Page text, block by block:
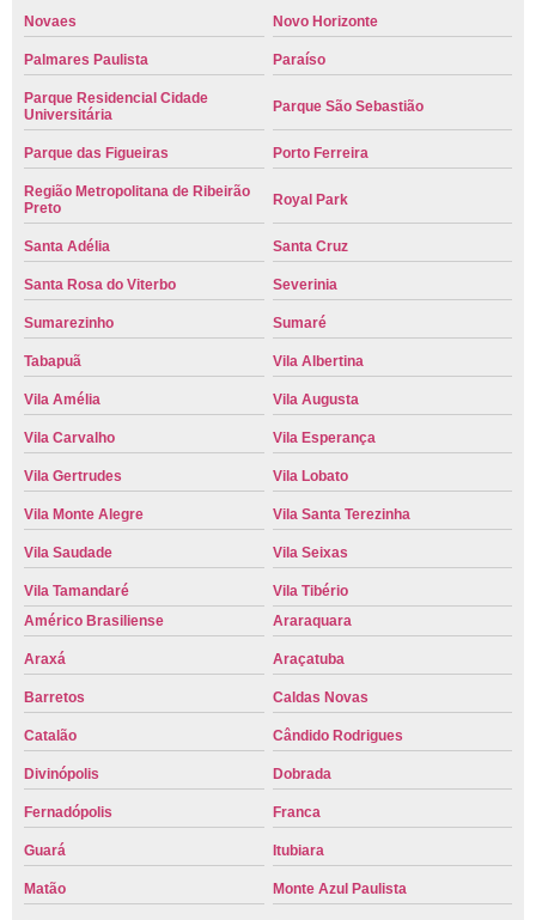
Novaes Novo Horizonte
Palmares Paulista Paraíso
Parque Residencial Cidade
Universitária
Parque São Sebastião
Parque das Figueiras Porto Ferreira
Região Metropolitana de Ribeirão
Preto
Royal Park
Santa Adélia Santa Cruz
Santa Rosa do Viterbo Severinia
Sumarezinho Sumaré
Tabapuã Vila Albertina
Vila Amélia Vila Augusta
Vila Carvalho Vila Esperança
Vila Gertrudes Vila Lobato
Vila Monte Alegre Vila Santa Terezinha
Vila Saudade Vila Seixas
Vila Tamandaré
Vila Tibério
Américo Brasiliense
Araraquara
Araxá Araçatuba
Barretos Caldas Novas
Catalão Cândido Rodrigues
Divinópolis Dobrada
Fernadópolis Franca
Guará Itubiara
Matão Monte Azul Paulista